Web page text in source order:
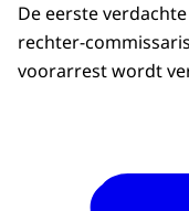
De eerste
rechter-
voorarrest wordt